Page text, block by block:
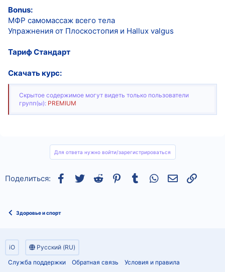
Bonus:
МФР самомассаж всего тела
Упражнения от Плоскостопия и Hallux valgus
Тариф Стандарт
Скачать курс:
Скрытое содержимое могут видеть только пользователи
групп(ы): PREMIUM
Для ответа нужно войти/зарегистрироваться
Поделиться: Facebook
TwitterReddit Pinterest
Tumblr WhatsAppСсылка
Здоровье и спорт
iO
Русский (RU)
Служба поддержки
Обратная связь Условия и правила